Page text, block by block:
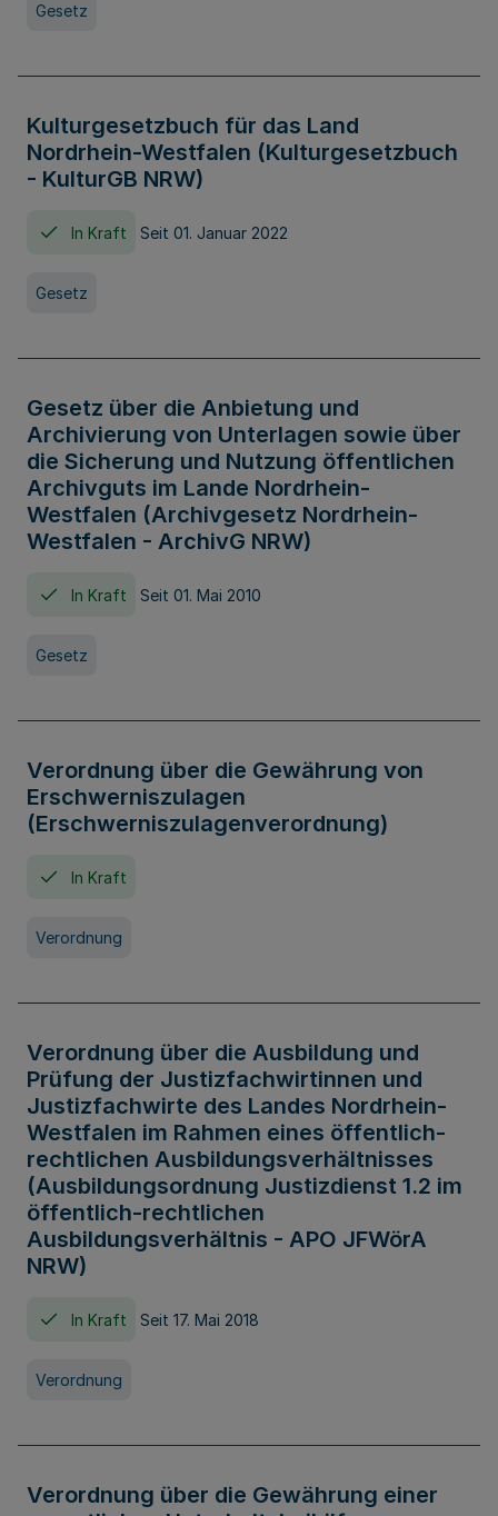
Gesetz
Kulturgesetzbuch für das Land
Nordrhein-Westfalen (Kulturgesetzbuch
- KulturGB NRW)
In Kraft Seit 01. Januar 2022
Gesetz
Gesetz über die Anbietung und
Archivierung von Unterlagen sowie über
die Sicherung und Nutzung öffentlichen
Archivguts im Lande Nordrhein-
Westfalen (Archivgesetz Nordrhein-
Westfalen - ArchivG NRW)
In Kraft Seit 01. Mai 2010
Gesetz
Verordnung über die Gewährung von
Erschwerniszulagen
(Erschwerniszulagenverordnung)
In Kraft
Verordnung
Verordnung über die Ausbildung und
Prüfung der Justizfachwirtinnen und
Justizfachwirte des Landes Nordrhein-
Westfalen im Rahmen eines öffentlich-
rechtlichen Ausbildungsverhältnisses
(Ausbildungsordnung Justizdienst 1.2 im
öffentlich-rechtlichen
Ausbildungsverhältnis - APO JFWörA
NRW)
In Kraft Seit 17. Mai 2018
Verordnung
Verordnung über die Gewährung einer